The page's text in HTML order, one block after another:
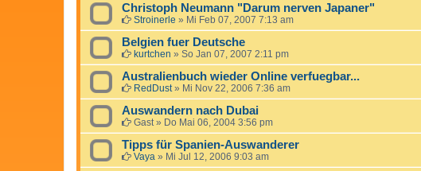
Christoph Neumann "Darum nerven Japaner"
Stroinerle » Mi Feb 07, 2007 7:13 am
Belgien fuer Deutsche
kurtchen » So Jan 07, 2007 2:11 pm
Australienbuch wieder Online verfuegbar...
RedDust» Mi Nov 22, 2006 7:36 am
Auswandern nach Dubai
Gast» Do Mai 06, 2004 3:56 pm
Tipps für Spanien-Auswanderer
Vaya » Mi Jul 12, 2006 9:03 am